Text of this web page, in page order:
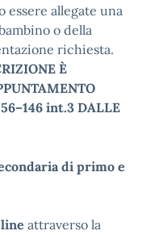
allegate una
o della
richiesta.
È
int.3 DALLE
di primo e
attraverso la